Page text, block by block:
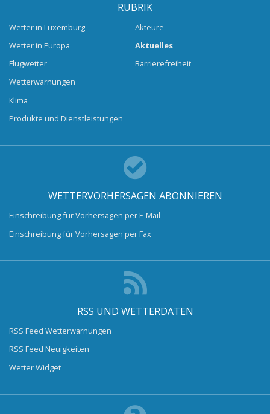
RUBRIK
Wetter in Luxemburg
Wetter in Europa
Flugwetter
Wetterwarnungen
Klima
Produkte und Dienstleistungen
Akteure
Aktuelles
Barrierefreiheit
WETTERVORHERSAGEN ABONNIEREN
Einschreibung für Vorhersagen per E-Mail
Einschreibung für Vorhersagen per Fax
RSS UND WETTERDATEN
RSS Feed Wetterwarnungen
RSS Feed Neuigkeiten
Wetter Widget